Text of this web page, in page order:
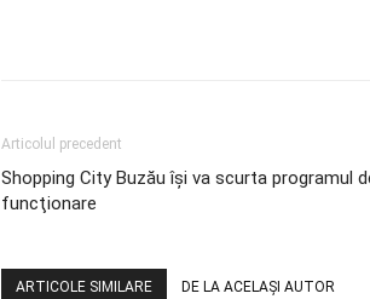
Articolul precedent
Shopping City Buzău îşi va scurta programul
funcţionare
ARTICOLE SIMILARE DE LA ACELAȘI AUTOR